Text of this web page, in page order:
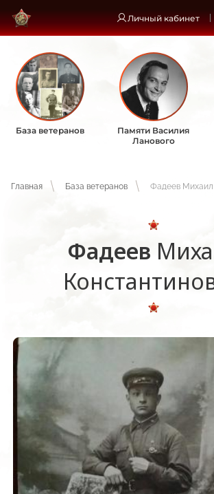
Личный кабинет
База ветеранов
Памяти Василия
Ланового
Главная База ветеранов Фадеев Михаил
Фадеев